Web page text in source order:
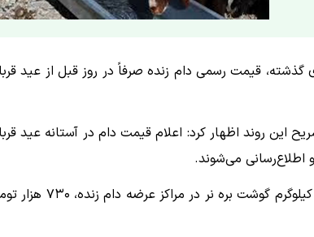
قیمت رسمی دام زنده صرفاً در روز قبل از عید
این روند اظهار کرد: اعلام قیمت دام در آستانه عید
اطلاع‌رسانی می‌شوند.
وی همچنین به وضعیت بازار اشاره کرد و گفت: در حال حاضر قیمت هر کیلوگرم گوشت بره